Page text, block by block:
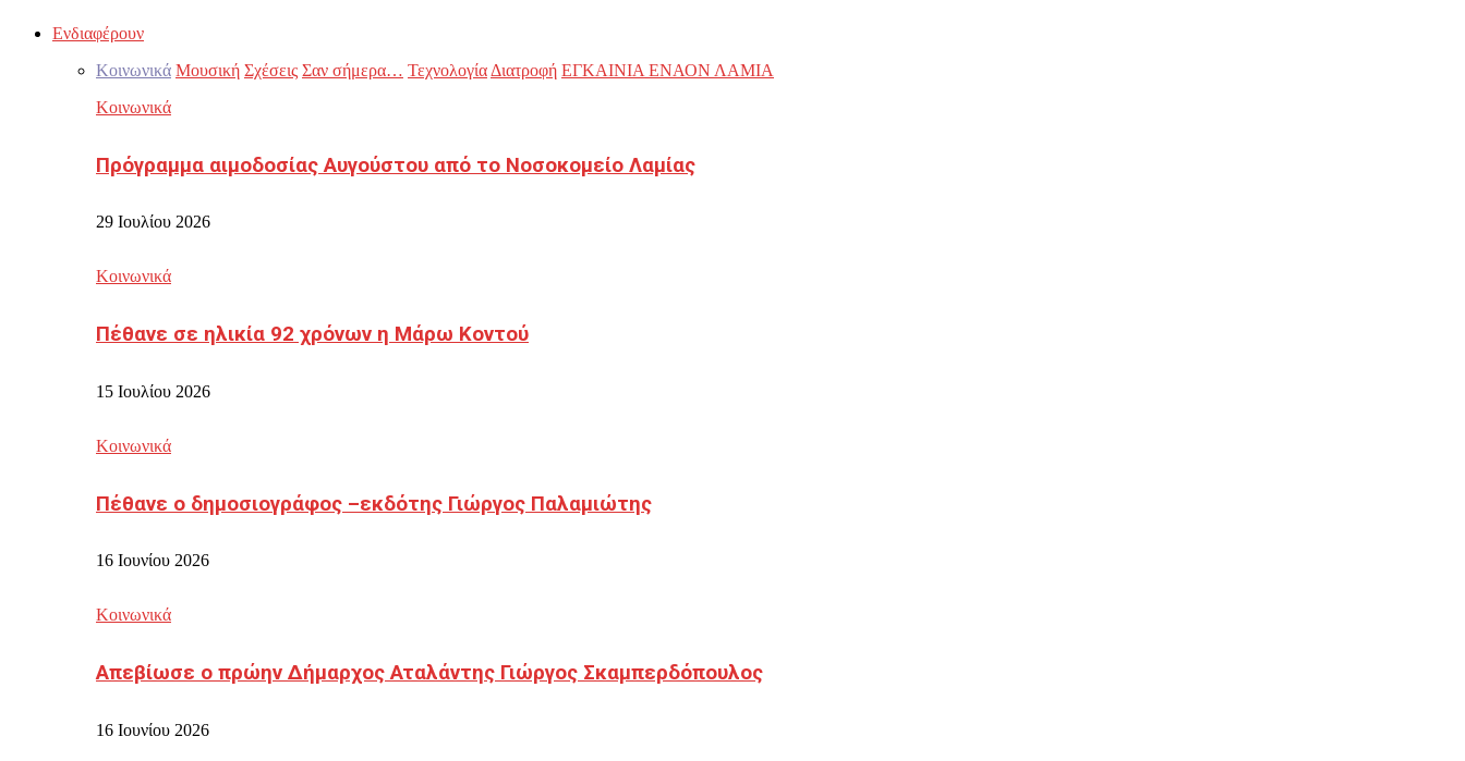
Ενδιαφέρουν
Κοινωνικά Μουσική Σχέσεις Σαν σήμερα… Τεχνολογία Διατροφή ΕΓΚΑΙΝΙΑ ΕΝΑΟΝ ΛΑΜΙΑ
Κοινωνικά
Πρόγραμμα αιμοδοσίας Αυγούστου από το Νοσοκομείο Λαμίας
29 Ιουλίου 2026
Κοινωνικά
Πέθανε σε ηλικία 92 χρόνων η Μάρω Κοντού
15 Ιουλίου 2026
Κοινωνικά
Πέθανε ο δημοσιογράφος –εκδότης Γιώργος Παλαμιώτης
16 Ιουνίου 2026
Κοινωνικά
Απεβίωσε ο πρώην Δήμαρχος Αταλάντης Γιώργος Σκαμπερδόπουλος
16 Ιουνίου 2026